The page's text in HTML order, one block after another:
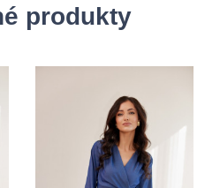
produkty